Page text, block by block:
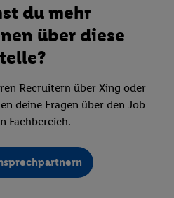
du mehr
über diese
Recruitern über Xing oder
deine Fragen über den Job
Fachbereich.